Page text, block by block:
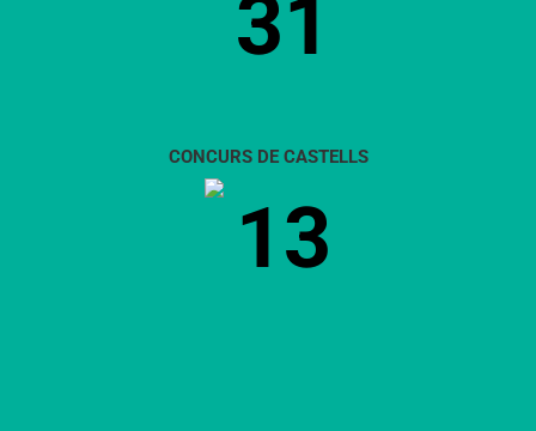
31
CONCURS DE CASTELLS
13